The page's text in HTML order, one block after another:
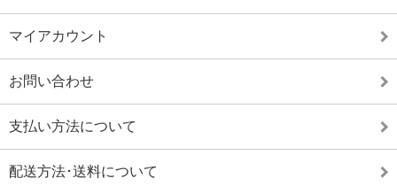
マイアカウント
お問い合わせ
支払い方法について
配送方法･送料について